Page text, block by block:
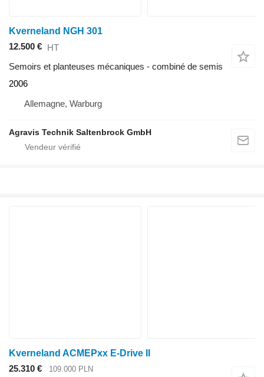
Kverneland NGH 301
12.500 € HT
Semoirs et planteuses mécaniques - combiné de semis
2006
Allemagne, Warburg
Agravis Technik Saltenbrock GmbH
Kverneland ACMEPxx E-Drive II
25.310 €
109.000 PLN